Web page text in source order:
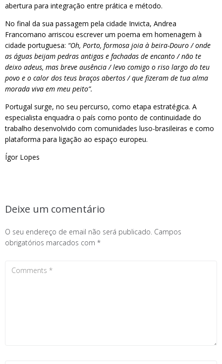
abertura para integração entre prática e método.
No final da sua passagem pela cidade Invicta, Andrea
Francomano arriscou escrever um poema em homenagem à
cidade portuguesa: “Oh, Porto, formosa joia à beira-Douro / onde
as águas beijam pedras antigas e fachadas de encanto / não te
deixo adeus, mas breve ausência / levo comigo o riso largo do teu
povo e o calor dos teus braços abertos / que fizeram de tua alma
morada viva em meu peito”.
Portugal surge, no seu percurso, como etapa estratégica. A
especialista enquadra o país como ponto de continuidade do
trabalho desenvolvido com comunidades luso-brasileiras e como
plataforma para ligação ao espaço europeu.
Ígor Lopes
Deixe um comentário
O seu endereço de email não será publicado. Campos
obrigatórios marcados com *